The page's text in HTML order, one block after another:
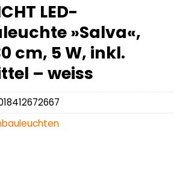
LED-
»Salva«,
cm, 5 W, inkl.
– weiss